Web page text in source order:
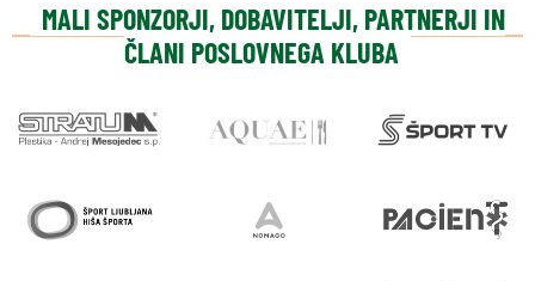
MALI SPONZORJI, DOBAVITELJI, PARTNERJI IN
ČLANI POSLOVNEGA KLUBA